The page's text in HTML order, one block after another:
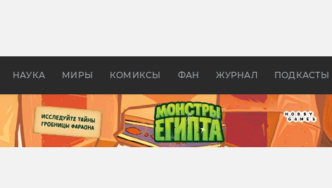
НАУКА МИРЫ КОМИКСЫ ФАН ЖУРНАЛ ПОДКАСТЫ
апокалипсис, в России —
бы «Властелина колец»